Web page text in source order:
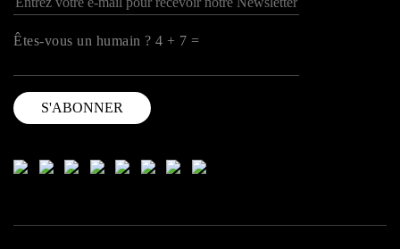
Êtes-vous un humain ? 4 + 7 =